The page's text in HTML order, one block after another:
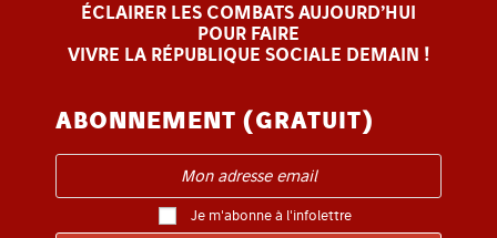
ÉCLAIRER LES COMBATS AUJOURD’HUI
POUR FAIRE
VIVRE LA RÉPUBLIQUE SOCIALE DEMAIN !
ABONNEMENT (GRATUIT)
Je m'abonne à l'infolettre